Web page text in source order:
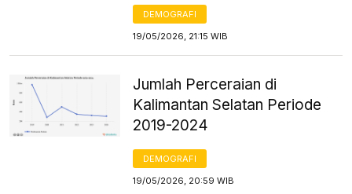
DEMOGRAFI
19/05/2026, 21:15 WIB
Jumlah Perceraian di
Kalimantan Selatan Periode
2019-2024
DEMOGRAFI
19/05/2026, 20:59 WIB